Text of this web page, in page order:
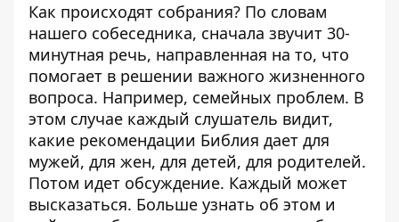
Как происходят собрания? По словам
нашего собеседника, сначала звучит 30-
минутная речь, направленная на то, что
помогает в решении важного жизненного
вопроса. Например, семейных проблем. В
этом случае каждый слушатель видит,
какие рекомендации Библия дает для
мужей, для жен, для детей, для родителей.
Потом идет обсуждение. Каждый может
высказаться. Больше узнать об этом и